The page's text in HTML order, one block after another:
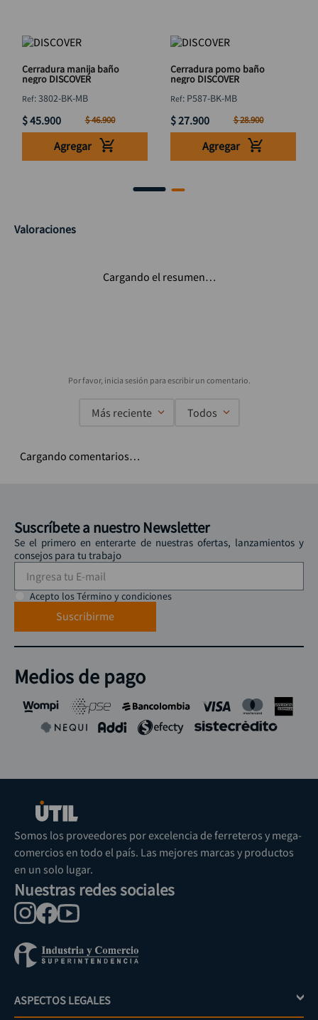
Cerradura manija baño
negro DISCOVER
:3802-BK-MB
$45.900 $46.900
Agregar
Cerradura pomo baño
negro DISCOVER
: P587-BK-MB
$27.900 $28.900
Agregar
Valoraciones
Cargando el resumen…
Más reciente Todos
Cargando comentarios…
Suscríbete a nuestro Newsletter
Se el primero en enterarte de nuestras ofertas, lanzamientos y
consejos para tu trabajo
Acepto los Término y condiciones
Suscribirme
Medios de pago
Somos los proveedores por excelencia de ferreteros y mega-
comercios en todo el país. Las mejores marcas y productos
en un solo lugar.
Nuestras redes sociales
ASPECTOS LEGALES +